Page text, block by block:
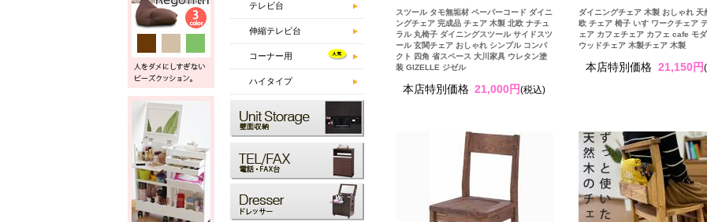
テレビ台
伸縮テレビ台
コーナー用
ハイタイプ
スツール タモ無垢材 ペーパーコード ダイニ
ングチェア 完成品 チェア 木製 北欧 ナチュ
ラル 丸椅子 ダイニングスツール サイドスツ
ール 玄関チェア おしゃれ シンプル コンパ
クト 四角 省スペース 大川家具 ウレタン塗
装 GIZELLE ジゼル
本店特別価格 21,000円(税込)
ダイニングチェア 木製 おしゃれ 天
欧 チェア 椅子 いす ワークチェア
ェア カフェチェア カフェ cafe モ
ウッドチェア 木製チェア 木製
本店特別価格 21,150円